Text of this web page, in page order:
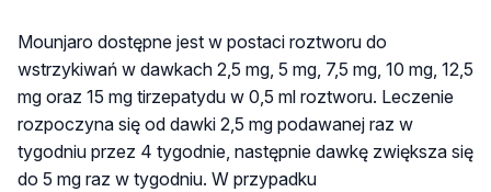
Mounjaro dostępne jest w postaci roztworu do
wstrzykiwań w dawkach 2,5 mg, 5 mg, 7,5 mg, 10 mg, 12,5
mg oraz 15 mg tirzepatydu w 0,5 ml roztworu. Leczenie
rozpoczyna się od dawki 2,5 mg podawanej raz w
tygodniu przez 4 tygodnie, następnie dawkę zwiększa się
do 5 mg raz w tygodniu. W przypadku